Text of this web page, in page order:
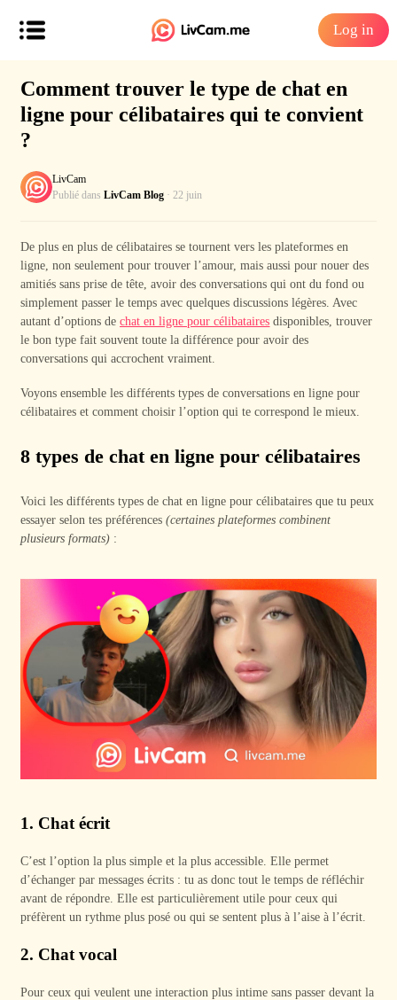
Log in
Comment trouver le type de chat en
ligne pour célibataires qui te convient
?
LivCam
Publié dansLivCam Blog · 22 juin
De plus en plus de célibataires se tournent vers les plateformes en
ligne, non seulement pour trouver l’amour, mais aussi pour nouer des
amitiés sans prise de tête, avoir des conversations qui ont du fond ou
simplement passer le temps avec quelques discussions légères. Avec
autant d’options dechat en ligne pour célibataires disponibles, trouver
le bon type fait souvent toute la différence pour avoir des
conversations qui accrochent vraiment.
Voyons ensemble les différents types de conversations en ligne pour
célibataires et comment choisir l’option qui te correspond le mieux.
8 types de chat en ligne pour célibataires
Voici les différents types de chat en ligne pour célibataires que tu peux
essayer selon tes préférences(certaines plateformes combinent
plusieurs formats) :
1. Chat écrit
C’est l’option la plus simple et la plus accessible. Elle permet
d’échanger par messages écrits : tu as donc tout le temps de réfléchir
avant de répondre. Elle est particulièrement utile pour ceux qui
préfèrent un rythme plus posé ou qui se sentent plus à l’aise à l’écrit.
2. Chat vocal
Pour ceux qui veulent une interaction plus intime sans passer devant la